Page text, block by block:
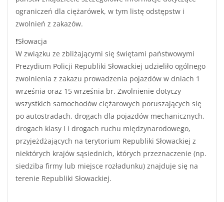
ograniczeń dla ciężarówek, w tym listę odstępstw i
zwolnień z zakazów.
❗Słowacja
W związku ze zbliżającymi się świętami państwowymi
Prezydium Policji Republiki Słowackiej udzieliło ogólnego
zwolnienia z zakazu prowadzenia pojazdów w dniach 1
września oraz 15 września br. Zwolnienie dotyczy
wszystkich samochodów ciężarowych poruszających się
po autostradach, drogach dla pojazdów mechanicznych,
drogach klasy I i drogach ruchu międzynarodowego,
przyjeżdżających na terytorium Republiki Słowackiej z
niektórych krajów sąsiednich, których przeznaczenie (np.
siedziba firmy lub miejsce rozładunku) znajduje się na
terenie Republiki Słowackiej.